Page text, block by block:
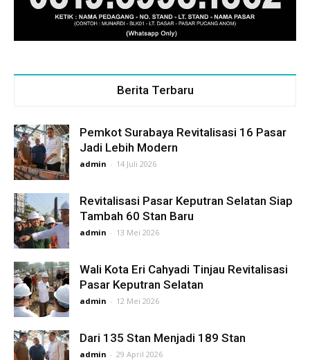
Berita Terbaru
Pemkot Surabaya Revitalisasi 16 Pasar
Jadi Lebih Modern
admin - 14 Juli 2026
Revitalisasi Pasar Keputran Selatan Siap
Tambah 60 Stan Baru
admin - 13 Mei 2026
Wali Kota Eri Cahyadi Tinjau Revitalisasi
Pasar Keputran Selatan
admin - 12 Mei 2026
Dari 135 Stan Menjadi 189 Stan
admin - 29 April 2026